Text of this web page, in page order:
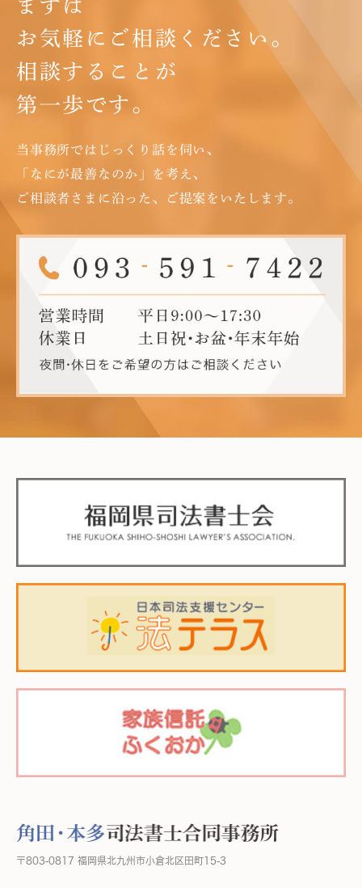
まずは
お気軽にご相談ください。
相談することが
第一歩です。
当事務所ではじっくり話を伺い、
「なにが最善なのか」を考え、
ご相談者さまに沿った、ご提案をいたします。
〒803-0817 福岡県北九州市小倉北区田町15-3